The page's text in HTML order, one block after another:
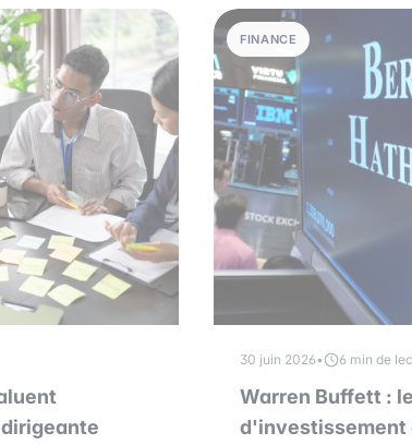
FINANCE
30 juin 2026• 6 min de
Warren Buffett :
d'investissement